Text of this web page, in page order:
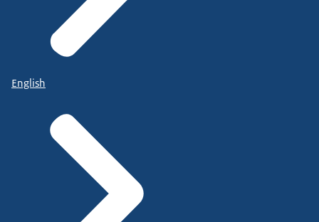
English